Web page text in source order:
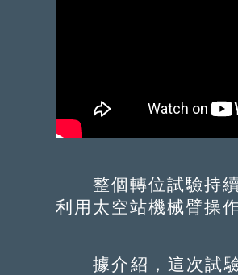
整個轉位試驗持續
利用太空站機械臂操
據介紹，這次試驗